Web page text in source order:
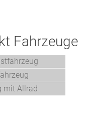
Fahrzeuge
mit Allrad